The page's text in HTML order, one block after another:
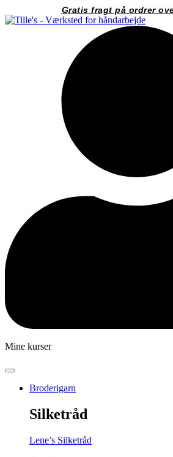
til
Gratis fragt på ordrer
Mine kurser
Broderigarn
Silketråd
Lene’s Silketråd